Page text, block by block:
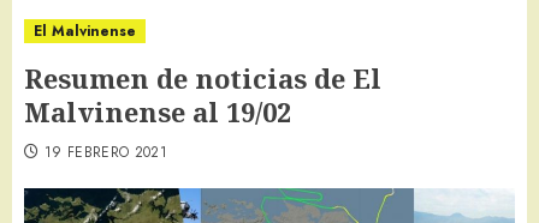
El Malvinense
Resumen de noticias de El
Malvinense al 19/02
19 FEBRERO 2021